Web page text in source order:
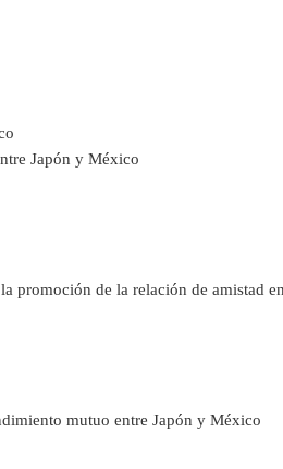
Japón y México
promoción de la relación de amistad
mutuo entre Japón y México